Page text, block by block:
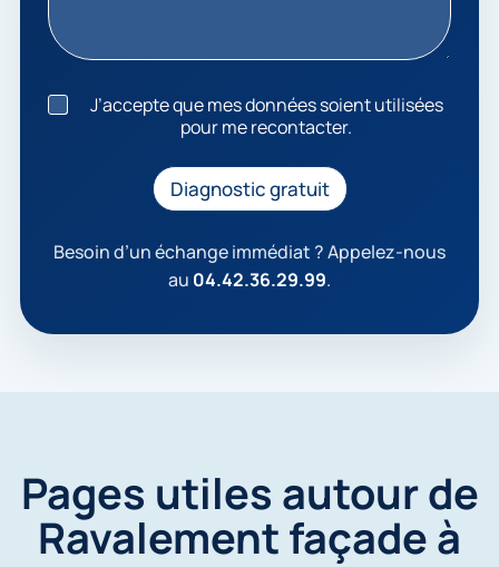
J
’
e
n
é
e
s
J’accepte que mes données soient utilisées
pour me recontacter.
Diagnostic gratuit
Besoin d’un échange immédiat ? Appelez-nous
au 04.42.36.29.99.
Pages utiles autour de
Ravalement façade à